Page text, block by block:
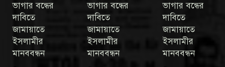
ভাগার বন্ধের
দাবিতে
জামায়াতে
ইসলামীর
মানববন্ধন
ভাগার বন্ধের
দাবিতে
জামায়াতে
ইসলামীর
মানববন্ধন
ভাগার বন্ধের
দাবিতে
জামায়াতে
ইসলামীর
মানববন্ধন